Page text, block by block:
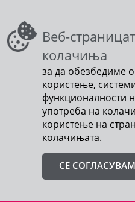
Веб-
колачиња
за да обезбедиме
користење,
функционалности
употреба на
користење на
колачињата.
СЕ СОГЛАСУВАМ